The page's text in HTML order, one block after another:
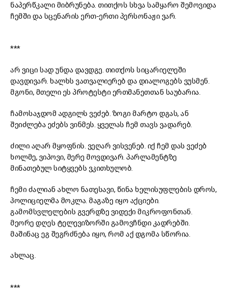
ნაპერწკალი მიბრუნება. თითქოს სხვა სამყარო შემოვიდა
ჩემში და სცენარის ერთ-ერთი პერსონაჟი ვარ.
***
არ ვიცი სად უნდა დავდგე. თითქოს სიცარიელეში
დავდივარ. ხალხს ვათვალიერებ და დიალოგებს ვუსმენ.
მგონი, მთელი ეს პროტესტი ერთმანეთთან საუბარია.
ჩამოსაჯდომ ადგილს ვეძებ. ზოგი მარტო დგას, ან
შეიძლება ეძებს ვინმეს. ყველას ჩემ თავს ვადარებ.
ძილი აღარ მყოფნის. ვეღარ ვისვენებ. იქ ჩემ დას ვეძებ
ხოლმე, ვიპოვი, მერე მოვდივარ. პარლამენტზე
მინათებულ სიტყვებს ვკითხულობ.
ჩემი ძალიან ახლო ნათესავი, წინა ხელისუფლების დროს,
პოლიციელმა მოკლა. მაგაზე იყო აქციები.
გამომსვლელების გვერდზე ვიდექი მიკროფონთან.
მეორე დღეს ტელევიზორში გამოვჩნდი კადრებში.
მაშინაც ეგ შეგრძნება იყო, რომ აქ დგომა სწორია.
ახლაც.
***